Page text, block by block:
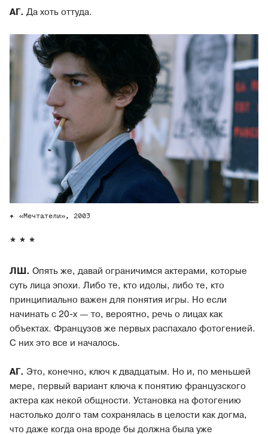
АГ. Да хоть оттуда.
«Мечтатели», 2003
* * *
ЛШ. Опять же, давай ограничимся актерами, которые
суть лица эпохи. Либо те, кто идолы, либо те, кто
принципиально важен для понятия игры. Но если
начинать с 20-х — то, вероятно, речь о лицах как
объектах. Французов же первых распахало фотогенией.
С них это все и началось.
АГ. Это, конечно, ключ к двадцатым. Но и, по меньшей
мере, первый вариант ключа к понятию французского
актера как некой общности. Установка на фотогению
настолько долго там сохранялась в целости как догма,
что даже когда она вроде бы должна была уже